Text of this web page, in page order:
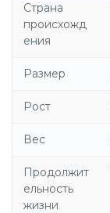
Страна
происхожд
ения
Размер
Рост
Вес
Продолжит
ельность
жизни